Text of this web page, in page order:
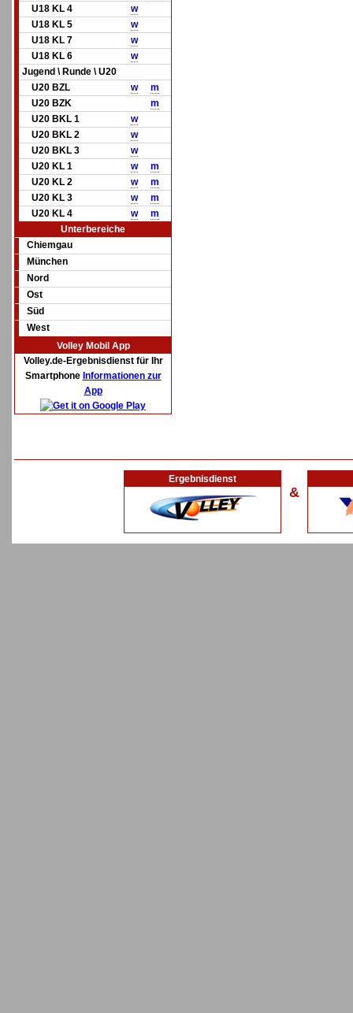
U18 KL 4
w
U18 KL 5
w
U18 KL 7
w
U18 KL 6
w
Jugend \ Runde \ U20
U20 BZL
w
m
U20 BZK
m
U20 BKL 1
w
U20 BKL 2
w
U20 BKL 3
w
U20 KL 1
w
m
U20 KL 2
w
m
U20 KL 3
w
m
U20 KL 4
w
m
Unterbereiche
Chiemgau
München
Nord
Ost
Süd
West
Volley Mobil App
Volley.de-Ergebnisdienst für Ihr
Smartphone Informationen zur
App
Ergebnisdienst
&